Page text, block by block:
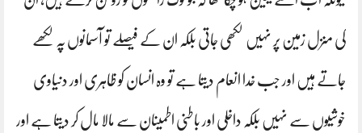
کی منزل زمین پر نہیں لکھی جاتی بلکہ ان کے فیصلے تو آسمانوں پہ لکھے
جاتے ہیں اور جب خدا انعام دیتا ہے تو وہ انسان کو ظاہری اور دنیاوی
خوشیوں سے نہیں بلکہ داخلی اور باطنی اطمینان سے مالا مال کر دیتا ہے اور